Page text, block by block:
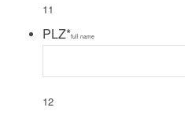
11
PLZ*full name
12